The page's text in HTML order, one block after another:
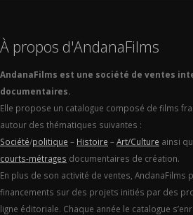
À propos d'AndanaFilms
AndanaFilms est une société de ventes
documentaires.
Elle propose un catalogue composé de films
autour des thématiques suivantes :
Société/politique – Histoire –Art/Culture ainsi
courts-métrages documentaires de création.
En plus de son activité de ventes, AndanaFilms
financements sur des projets initiés par des
ligne éditoriale. Chaque année le catalogue